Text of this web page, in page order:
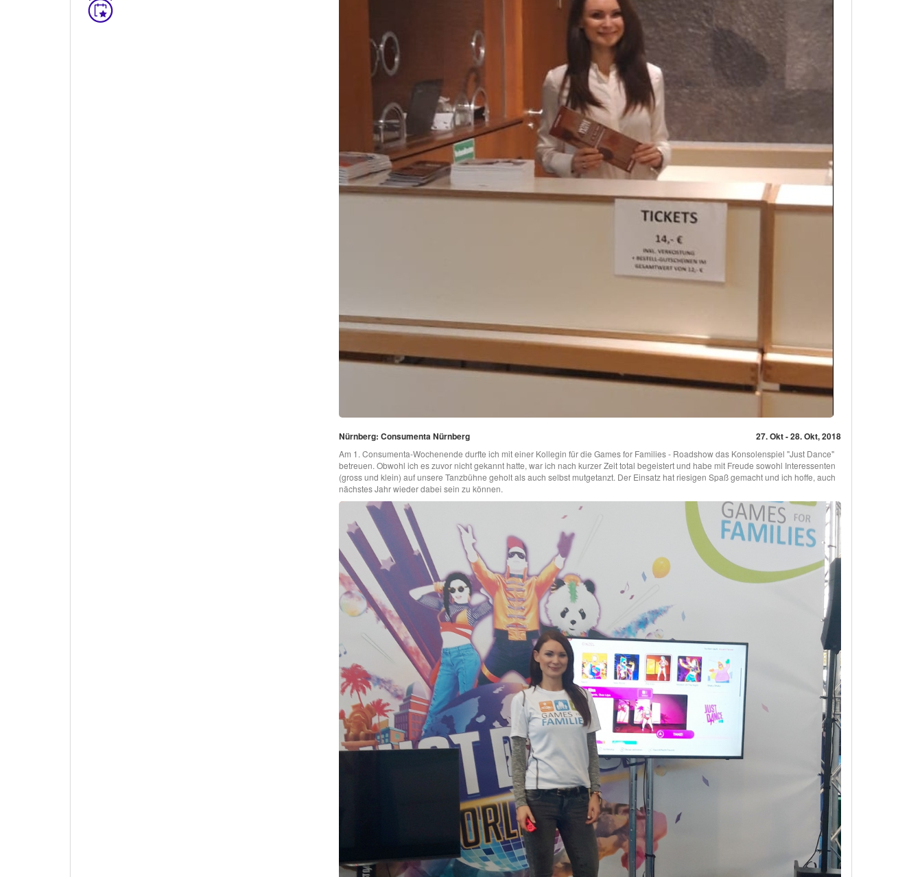
Nürnberg: Consumenta Nürnberg 27. Okt - 28. Okt, 2018
Am 1. Consumenta-Wochenende durfte ich mit einer Kollegin für die Games for Families - Roadshow das Konsolenspiel "Just Dance"
betreuen. Obwohl ich es zuvor nicht gekannt hatte, war ich nach kurzer Zeit total begeistert und habe mit Freude sowohl Interessenten
(gross und klein) auf unsere Tanzbühne geholt als auch selbst mutgetanzt. Der Einsatz hat riesigen Spaß gemacht und ich hoffe, auch
nächstes Jahr wieder dabei sein zu können.